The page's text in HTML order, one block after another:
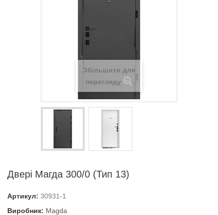
Збільшити для
перегляду
Двері Магда 300/0 (Тип 13)
Артикул: 30931-1
Виробник: Magda